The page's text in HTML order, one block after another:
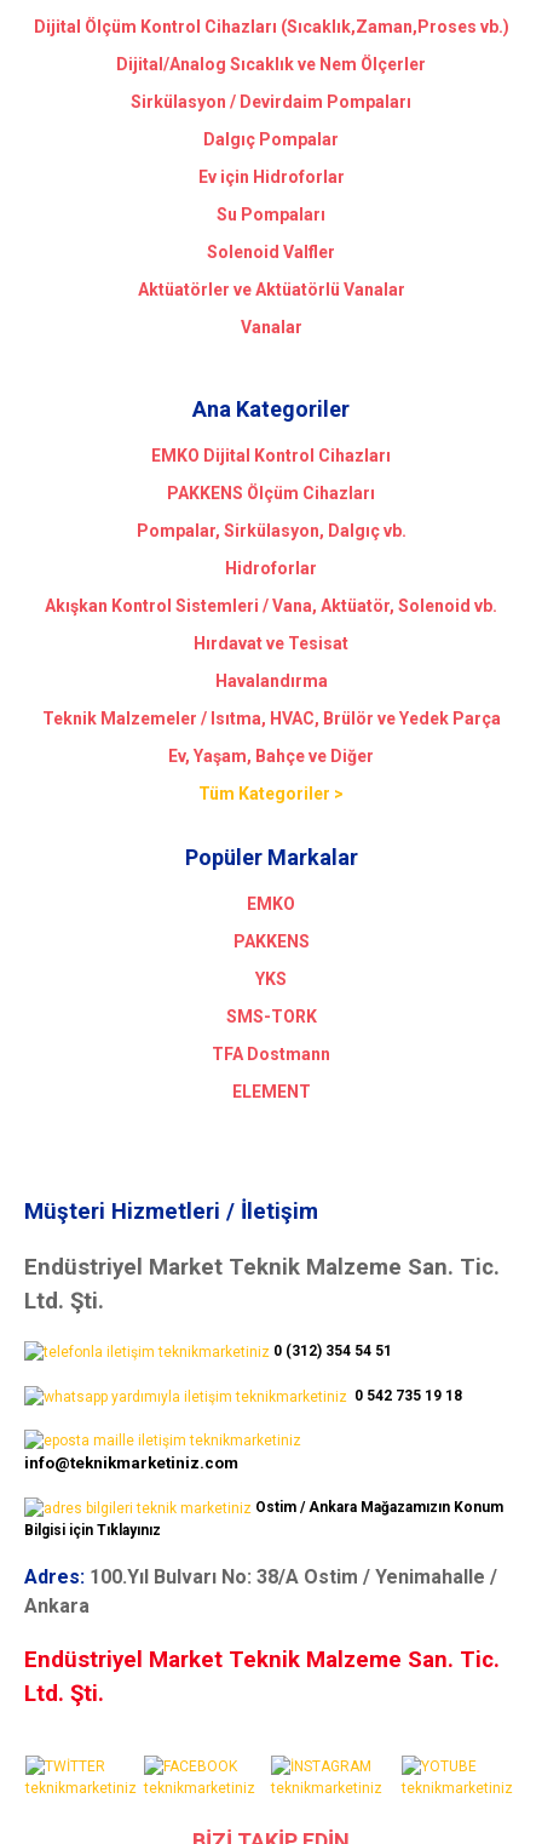
Dijital Ölçüm Kontrol Cihazları (Sıcaklık,Zaman,Proses vb.)
Dijital/Analog Sıcaklık ve Nem Ölçerler
Sirkülasyon / Devirdaim Pompaları
Dalgıç Pompalar
Ev için Hidroforlar
Su Pompaları
Solenoid Valfler
Aktüatörler ve Aktüatörlü Vanalar
Vanalar
Ana Kategoriler
EMKO Dijital Kontrol Cihazları
PAKKENS Ölçüm Cihazları
Pompalar, Sirkülasyon, Dalgıç vb.
Hidroforlar
Akışkan Kontrol Sistemleri / Vana, Aktüatör, Solenoid vb.
Hırdavat ve Tesisat
Havalandırma
Teknik Malzemeler / Isıtma, HVAC, Brülör ve Yedek Parça
Ev, Yaşam, Bahçe ve Diğer
Tüm Kategoriler >
Popüler Markalar
EMKO
PAKKENS
YKS
SMS-TORK
TFA Dostmann
ELEMENT
Müşteri Hizmetleri / İletişim
Endüstriyel Market Teknik Malzeme San. Tic.
Ltd. Şti.
0 (312) 354 54 51
0 542 735 19 18
info@teknikmarketiniz.com
Ostim / Ankara Mağazamızın Konum
Bilgisi için Tıklayınız
Adres: 100.Yıl Bulvarı No: 38/A Ostim / Yenimahalle /
Ankara
Endüstriyel Market Teknik Malzeme San. Tic.
Ltd. Şti.